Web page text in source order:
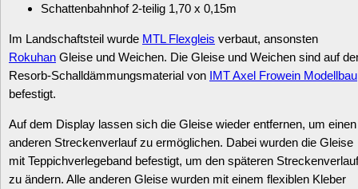
Schattenbahnhof 2-teilig 1,70 x 0,15m
Im Landschaftsteil wurde MTL Flexgleis verbaut, ansonsten
Rokuhan Gleise und Weichen. Die Gleise und Weichen sind auf
Resorb-Schalldämmungsmaterial von IMT Axel Frowein Modellbau
befestigt.
Auf dem Display lassen sich die Gleise wieder entfernen, um einen
anderen Streckenverlauf zu ermöglichen. Dabei wurden die Gleise
mit Teppichverlegeband befestigt, um den späteren Streckenverlauf
zu ändern. Alle anderen Gleise wurden mit einem flexiblen Kleber